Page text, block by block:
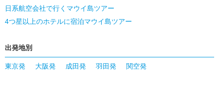
日系航空会社で行くマウイ島ツアー
4つ星以上のホテルに宿泊マウイ島ツアー
出発地別
東京発 大阪発 成田発 羽田発 関空発